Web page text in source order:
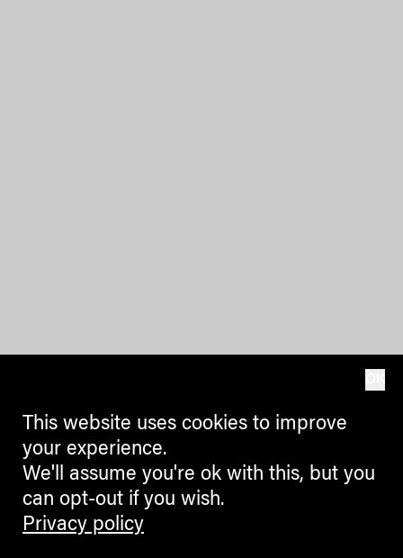
This website uses cookies to improve
your experience.
We'll assume you're ok with this, but you
can opt-out if you wish.
Privacy policy